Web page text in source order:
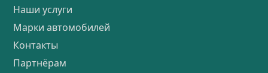
Наши услуги
Марки автомобилей
Контакты
Партнёрам